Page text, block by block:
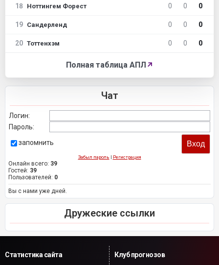
18 Ноттингем Форест 0 0 0
19 Сандерленд 0 0 0
20 Тоттенхэм 0 0 0
Полная таблица АПЛ ↗
Чат
Логин:
Пароль:
запомнить
Забыл пароль | Регистрация
Онлайн всего: 39
Гостей: 39
Пользователей: 0
Вы с нами уже дней.
Дружеские ссылки
Статистика сайта
Клуб прогнозов